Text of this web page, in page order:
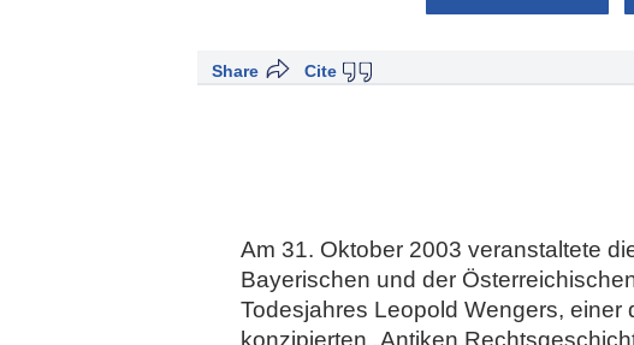
Cite
Share
Am 31. Oktober 2003 veranstaltete
Bayerischen und der
Todesjahres Leopold Wengers,
konzipierten „Antiken